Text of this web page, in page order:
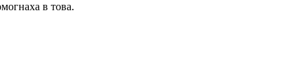
в това.